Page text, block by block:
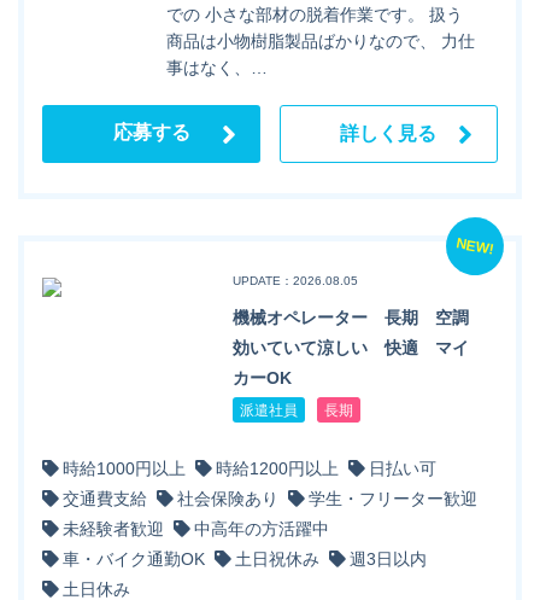
での 小さな部材の脱着作業です。 扱う
商品は小物樹脂製品ばかりなので、 力仕
事はなく、…
応募する 詳しく見る
NEW!
UPDATE：2026.08.05
機械オペレーター 長期 空調
効いていて涼しい 快適 マイ
カーOK
派遣社員 長期
時給1000円以上 時給1200円以上
日払い可
交通費支給
社会保険あり
学生・フリーター歓迎
未経験者歓迎
中高年の方活躍中
車・バイク通勤OK
土日祝休み
週3日以内
土日休み